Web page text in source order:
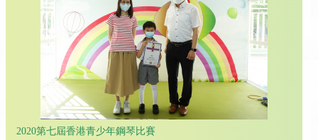
2020第七屆香港青少年鋼琴比賽